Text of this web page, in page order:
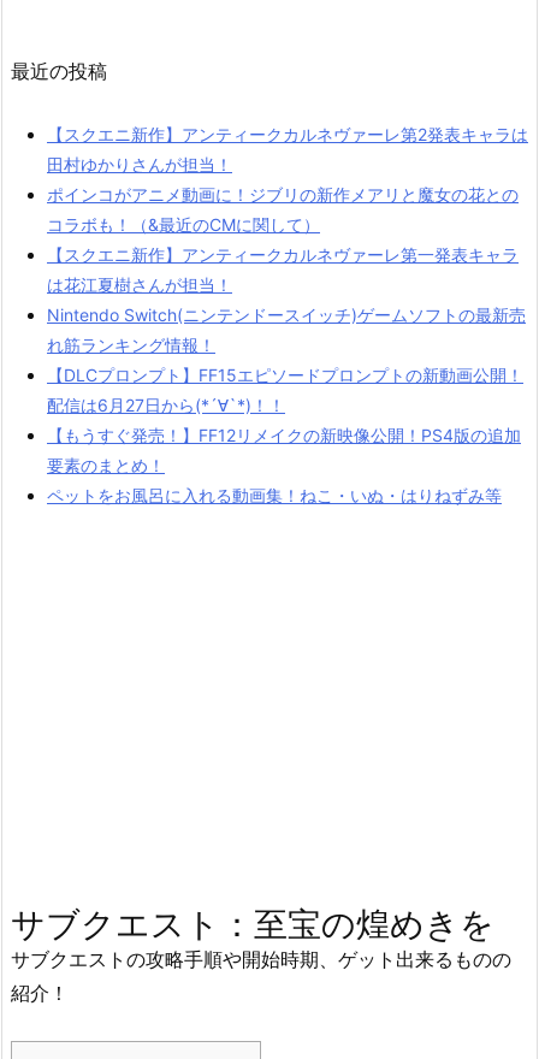
最近の投稿
【スクエニ新作】アンティークカルネヴァーレ第2発表キャラは
田村ゆかりさんが担当！
ポインコがアニメ動画に！ジブリの新作メアリと魔女の花との
コラボも！（&最近のCMに関して）
【スクエニ新作】アンティークカルネヴァーレ第一発表キャラ
は花江夏樹さんが担当！
Nintendo Switch(ニンテンドースイッチ)ゲームソフトの最新売
れ筋ランキング情報！
【DLCプロンプト】FF15エピソードプロンプトの新動画公開！
配信は6月27日から(*´∀`*)！！
【もうすぐ発売！】FF12リメイクの新映像公開！PS4版の追加
要素のまとめ！
ペットをお風呂に入れる動画集！ねこ・いぬ・はりねずみ等
サブクエスト：至宝の煌めきを
サブクエストの攻略手順や開始時期、ゲット出来るものの
紹介！